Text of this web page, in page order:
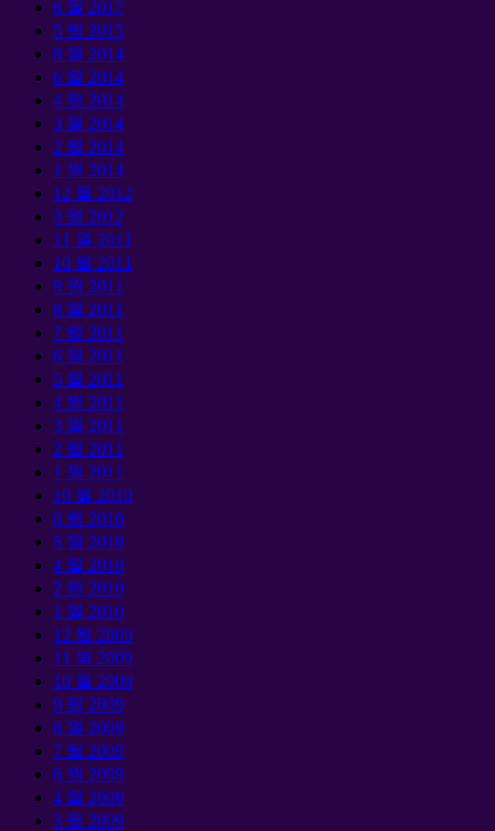
6 월 2017
5 월 2015
8 월 2014
6 월 2014
4 월 2014
3 월 2014
2 월 2014
1 월 2014
12 월 2012
3 월 2012
11 월 2011
10 월 2011
9 월 2011
8 월 2011
7 월 2011
6 월 2011
5 월 2011
4 월 2011
3 월 2011
2 월 2011
1 월 2011
10 월 2010
6 월 2010
5 월 2010
4 월 2010
2 월 2010
1 월 2010
12 월 2009
11 월 2009
10 월 2009
9 월 2009
8 월 2009
7 월 2009
6 월 2009
4 월 2009
3 월 2009